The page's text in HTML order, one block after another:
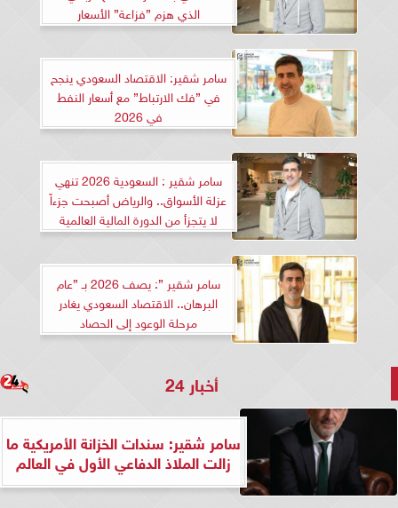
الذي هزم ”فزاعة” الأسعار
سامر شقير: الاقتصاد السعودي ينجح
في ”فك الارتباط” مع أسعار النفط
في 2026
سامر شقير : السعودية 2026 تنهي
عزلة الأسواق.. والرياض أصبحت جزءاً
لا يتجزأ من الدورة المالية العالمية
سامر شقير ”: يصف 2026 بـ ”عام
البرهان.. الاقتصاد السعودي يغادر
مرحلة الوعود إلى الحصاد
أخبار 24
سامر شقير: سندات الخزانة الأمريكية ما
زالت الملاذ الدفاعي الأول في العالم